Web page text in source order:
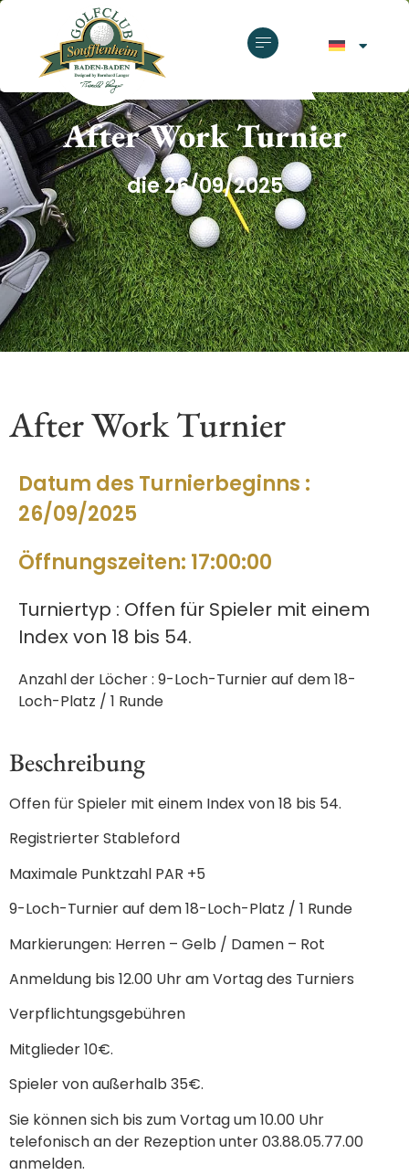
After Work Turnier
die 26/09/2025
After Work Turnier
Datum des Turnierbeginns :
26/09/2025
Öffnungszeiten: 17:00:00
Turniertyp : Offen für Spieler mit einem
Index von 18 bis 54.
Anzahl der Löcher : 9-Loch-Turnier auf dem 18-
Loch-Platz / 1 Runde
Beschreibung
Offen für Spieler mit einem Index von 18 bis 54.
Registrierter Stableford
Maximale Punktzahl PAR +5
9-Loch-Turnier auf dem 18-Loch-Platz / 1 Runde
Markierungen: Herren – Gelb / Damen – Rot
Anmeldung bis 12.00 Uhr am Vortag des Turniers
Verpflichtungsgebühren
Mitglieder 10€.
Spieler von außerhalb 35€.
Sie können sich bis zum Vortag um 10.00 Uhr
telefonisch an der Rezeption unter 03.88.05.77.00
anmelden.